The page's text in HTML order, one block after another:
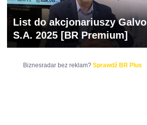
List do akcjonariuszy Galvo
S.A. 2025 [BR Premium]
Biznesradar bez reklam? Sprawdź BR Plus